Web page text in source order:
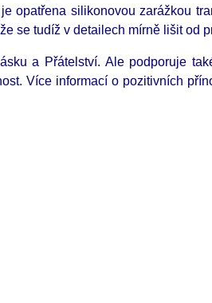
opatřena silikonovou zarážkou
se tudíž v detailech mírně lišit od
a Přátelství. Ale podporuje
Více informací o pozitivních